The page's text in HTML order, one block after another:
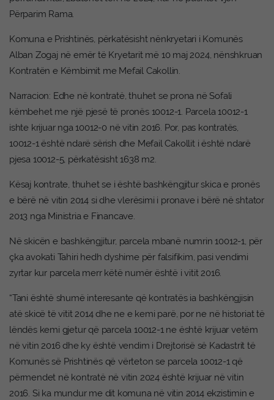
Përparim Rama.
Komuna e Prishtinës, përkatësisht nënkryetari i Komunës
Alban Zogaj në emër të Kryetarit më 10 maj 2024, nënshkruan
Kontratën e Këmbimit me Mefail Cakollin.
Narracion: Edhe në kontratë, thuhet se prona në Sofali
këmbehet me një pjesë të pronës 10012-1. Parcela 10012-1
ishte krijuar nga 10012-0 në vitin 2016. Por, pas kontratës,
10012-1 është ndarë sërish dhe Mefail Cakollit i është ndarë
pjesa 10012-5, përkatësisht 1638 m2.
Kësaj kontrate, thuhet se i është bashkëngjitur skica e pronës
e bërë në vitin 2014 si dhe vlerësimi i pronave i bërë në shtator
2013 nga Ministria e Financave.
Në skicën e bashkëngjitur, parcela mbanë numrin 10012-1, për
çka avokati Tahiri hedh dyshime për falsifikim, pasi vendimi
zyrtar kur parcela merr këtë numër është i vitit 2016.
“Tani është shumë interesante që kontratës ia bashkëngjisin
atë skicë të vitit 2014 dhe ne e kemi parë, por ne në historiat të
lëndës kemi gjetur që parcela 10012-1 ne është krijuar vetëm
në vitin 2016 dhe ky është vendim i Drejtorisë së Kadastrit të
Komunës së Prishtinës që vërteton se parcela 10012-1 që
përmendet në kontratë në vitin 2024 është krijuar në vitin
2016. Si ka mundur me dit komuna në vitin 2014 ekzistimin e